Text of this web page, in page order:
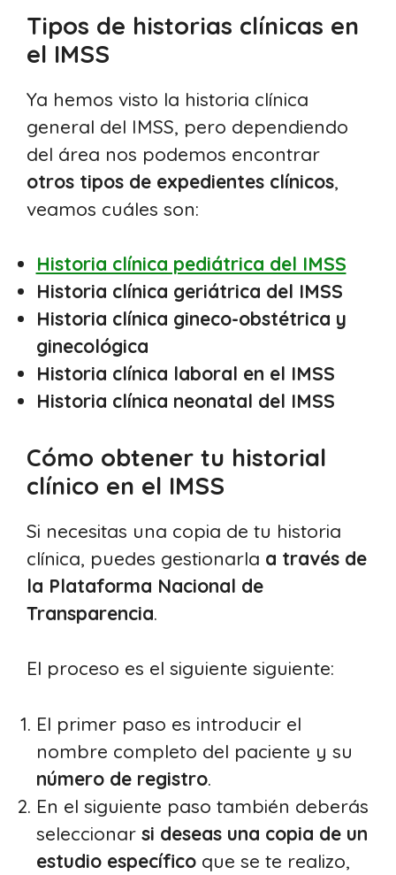
Tipos de historias clínicas en
el IMSS
Ya hemos visto la historia clínica
general del IMSS, pero dependiendo
del área nos podemos encontrar
otros tipos de expedientes clínicos,
veamos cuáles son:
Historia clínica pediátrica del IMSS
Historia clínica geriátrica del IMSS
Historia clínica gineco-obstétrica y
ginecológica
Historia clínica laboral en el IMSS
Historia clínica neonatal del IMSS
Cómo obtener tu historial
clínico en el IMSS
Si necesitas una copia de tu historia
clínica, puedes gestionarla a través de
la Plataforma Nacional de
Transparencia.
El proceso es el siguiente siguiente:
El primer paso es introducir el
nombre completo del paciente y su
número de registro.
En el siguiente paso también deberás
seleccionar si deseas una copia de un
estudio específicoque se te realizo,